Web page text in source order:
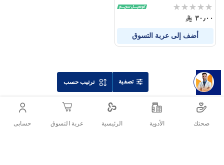
ترتيب حسب
Rating:
٣٠٫٠٠
أضف إلى عربة التسوق
تصفية
صحتك الأدوية الرئيسية عربة التسوق حسابى